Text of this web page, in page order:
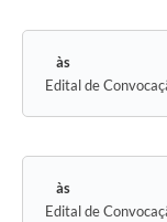
Edital de
Edital de